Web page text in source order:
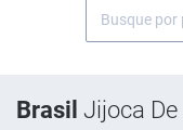
Brasil Jijoca